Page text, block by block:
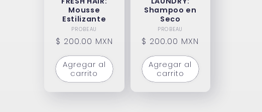
Mousse
Estilizante
Proveedor:
PROBEAU
Precio
habitual
$ 200.00 MXN
Agregar al
carrito
Shampoo en
Seco
Proveedor:
PROBEAU
Precio
habitual
$ 200.00 MXN
Agregar al
carrito